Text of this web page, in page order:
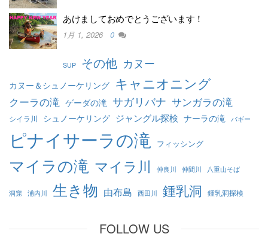
あけましておめでとうございます！
1月 1, 2026 0
SUP その他 カヌー
カヌー＆シュノーケリング キャニオニング
クーラの滝 ゲーダの滝 サガリバナ サンガラの滝
シイラ川 シュノーケリング ジャングル探検 ナーラの滝 バギー
ピナイサーラの滝 フィッシング
マイラの滝 マイラ川 仲良川 仲間川 八重山そば
洞窟 浦内川 生き物 由布島 西田川 鍾乳洞 鍾乳洞探検
FOLLOW US